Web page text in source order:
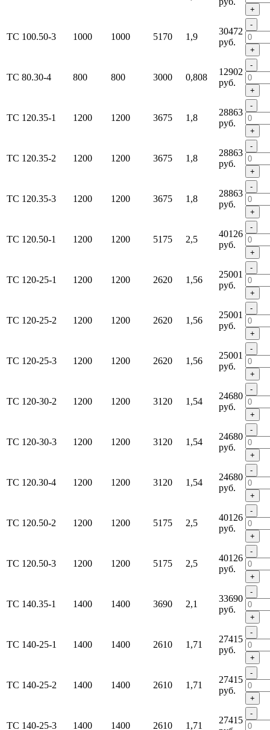
+
ТС 100.50-3 1000 1000 5170 1,9
30472
руб.
-
+
ТС 80.30-4 800 800 3000 0,808
12902
руб.
-
+
ТС 120.35-1 1200 1200 3675 1,8
28863
руб.
-
+
ТС 120.35-2 1200 1200 3675 1,8
28863
руб.
-
+
ТС 120.35-3 1200 1200 3675 1,8
28863
руб.
-
+
ТС 120.50-1 1200 1200 5175 2,5
40126
руб.
-
+
ТС 120-25-1 1200 1200 2620 1,56
25001
руб.
-
+
ТС 120-25-2 1200 1200 2620 1,56
25001
руб.
-
+
ТС 120-25-3 1200 1200 2620 1,56
25001
руб.
-
+
ТС 120-30-2 1200 1200 3120 1,54
24680
руб.
-
+
ТС 120-30-3 1200 1200 3120 1,54
24680
руб.
-
+
ТС 120.30-4 1200 1200 3120 1,54
24680
руб.
-
+
ТС 120.50-2 1200 1200 5175 2,5
40126
руб.
-
+
ТС 120.50-3 1200 1200 5175 2,5
40126
руб.
-
+
ТС 140.35-1 1400 1400 3690 2,1
33690
руб.
-
+
ТС 140-25-1 1400 1400 2610 1,71
27415
руб.
-
+
ТС 140-25-2 1400 1400 2610 1,71
27415
руб.
-
+
ТС 140-25-3 1400 1400 2610 1,71
27415
-